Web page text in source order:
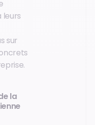
leurs
sur
la